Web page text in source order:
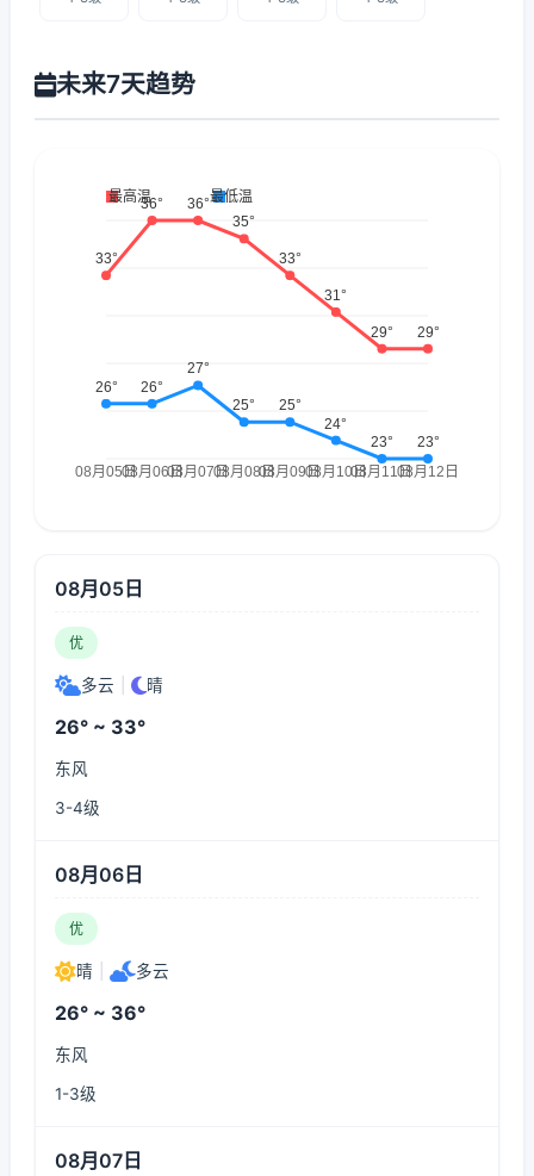
未来7天趋势
08月05日
优
多云 晴
26° ~ 33°
东风
3-4级
08月06日
优
晴 多云
26° ~ 36°
东风
1-3级
08月07日